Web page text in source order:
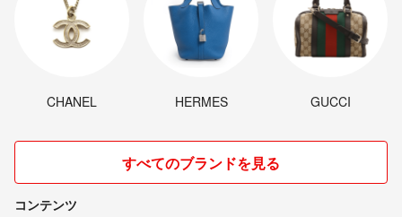
CHANEL HERMES GUCCI
すべてのブランドを見る
コンテンツ